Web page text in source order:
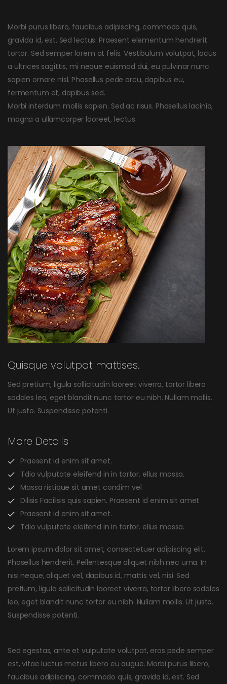
Morbi purus libero, faucibus adipiscing, commodo quis,
gravida id, est. Sed lectus. Praesent elementum hendrerit
tortor. Sed semper lorem at felis. Vestibulum volutpat, lacus
a ultrices sagittis, mi neque euismod dui, eu pulvinar nunc
sapien ornare nisl. Phasellus pede arcu, dapibus eu,
fermentum et, dapibus sed.
Morbi interdum mollis sapien. Sed ac risus. Phasellus lacinia,
magna a ullamcorper laoreet, lectus.
Quisque volutpat mattises.
Sed pretium, ligula sollicitudin laoreet viverra, tortor libero
sodales leo, eget blandit nunc tortor eu nibh. Nullam mollis.
Ut justo. Suspendisse potenti.
More Details
Praesent id enim sit amet.
Tdio vulputate eleifend in in tortor. ellus massa.
Massa ristique sit amet condim vel
Dilisis Facilisis quis sapien. Praesent id enim sit amet
Praesent id enim sit amet.
Tdio vulputate eleifend in in tortor. ellus massa.
Lorem ipsum dolor sit amet, consectetuer adipiscing elit.
Phasellus hendrerit. Pellentesque aliquet nibh nec urna. In
nisi neque, aliquet vel, dapibus id, mattis vel, nisi. Sed
pretium, ligula sollicitudin laoreet viverra, tortor libero sodales
leo, eget blandit nunc tortor eu nibh. Nullam mollis. Ut justo.
Suspendisse potenti.
Sed egestas, ante et vulputate volutpat, eros pede semper
est, vitae luctus metus libero eu augue. Morbi purus libero,
faucibus adipiscing, commodo quis, gravida id, est. Sed